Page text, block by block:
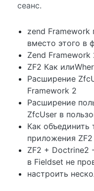
сеанс.
zend Framework
вместо этого в
Zend Framework
ZF2 Как
Расширение
Framework 2
Расширение
ZfcUser в
Как
приложения
ZF2 + Doctrine2
в Fieldset не
настроить